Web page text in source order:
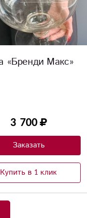
«Вондерфул»
1 900
Заказать
Купить в 1 клик